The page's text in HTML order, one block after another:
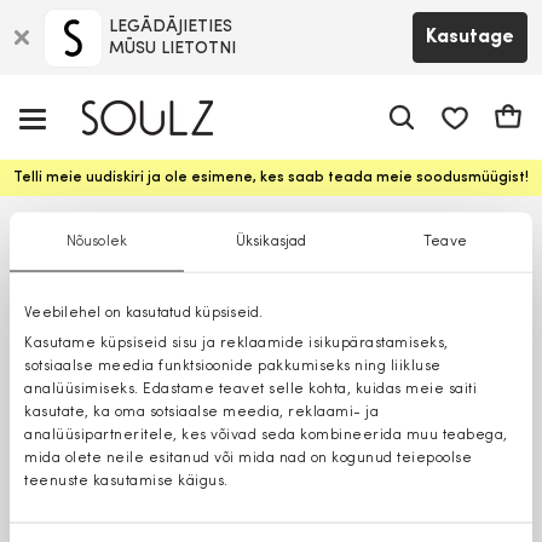
Nõusolek Üksikasjad Teave
Veebilehel on kasutatud küpsiseid.
Kasutame küpsiseid sisu ja reklaamide isikupärastamiseks,
sotsiaalse meedia funktsioonide pakkumiseks ning liikluse
analüüsimiseks. Edastame teavet selle kohta, kuidas meie saiti
kasutate, ka oma sotsiaalse meedia, reklaami- ja
analüüsipartneritele, kes võivad seda kombineerida muu teabega,
mida olete neile esitanud või mida nad on kogunud teiepoolse
teenuste kasutamise käigus.
LEGĀDĀJIETIES
MŪSU LIETOTNI
Kasutage
Telli meie uudiskiri ja ole esimene, kes saab teada meie soodusmüügist!